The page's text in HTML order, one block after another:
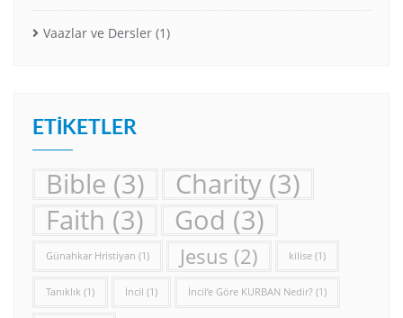
Vaazlar ve Dersler (1)
ETIKETLER
Bible (3) Charity (3)
Faith (3) God (3)
Günahkar Hristiyan (1) Jesus (2) kilise (1)
Tanıklık (1) İncil (1) İncil’e Göre KURBAN Nedir? (1)